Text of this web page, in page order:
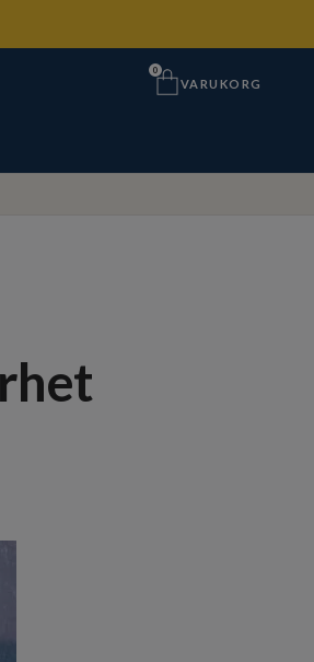
0
VARUKORG